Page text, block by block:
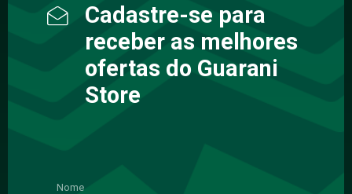
Cadastre-se para
receber as melhores
ofertas do Guarani
Store